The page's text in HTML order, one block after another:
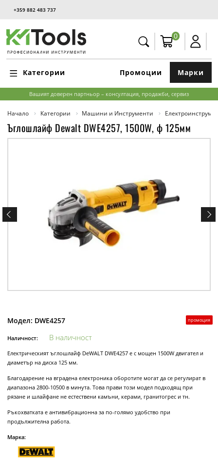
+359 882 483 737
0
Категории Марки
Промоции
Вашият доверен партньор – консултация, продажби, сервиз
Начало Категории Машини и Инструменти
Ъглошлайф Dewalt DWE4257, 1500W, ф 125мм
промоция
Модел: DWE4257
Наличност: В наличност
Електрическият ъглошлайф DeWALT DWE4257 е с мощен 1500W двигател и
диаметър на диска 125 мм.
Благодарение на вградена електроника оборотите могат да се регулират в
диапазона 2800-10500 в минута. Това прави този модел подходящ при
рязане и шлайфане не естествени камъни, керами, гранитогрес и тн.
Ръкохватката е антивибрационна за по-голямо удобство при
продължителна работа.
Марка: